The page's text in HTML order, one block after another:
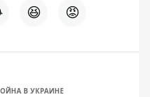
😆 😡
В УКРАИНЕ